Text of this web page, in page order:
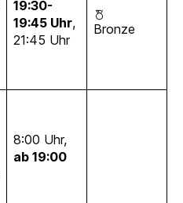
19:30-
19:45 Uhr,
21:45 Uhr
Bronze
8:00 Uhr,
ab 19:00